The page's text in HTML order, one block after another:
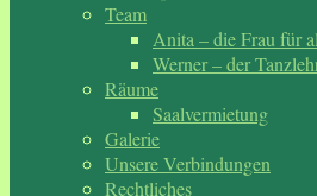
Team
Anita – die Frau für
Werner – der
Räume
Saalvermietung
Galerie
Unsere Verbindungen
Rechtliches